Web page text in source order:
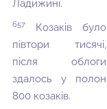
Ладижині.
657
Козаків було
півтори тисячі,
після облоги
здалось у полон
800 козаків.